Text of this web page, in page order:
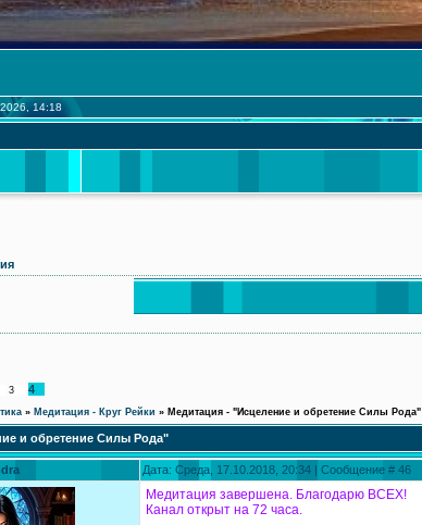
14:18
3 4
» Медитация - Круг Рейки » Медитация - "Исцеление и обретение Силы Рода"
и обретение Силы Рода"
Дата: Среда, 17.10.2018, 20:34 | Сообщение # 46
Медитация завершена. Благодарю ВСЕХ!
Канал открыт на 72 часа.